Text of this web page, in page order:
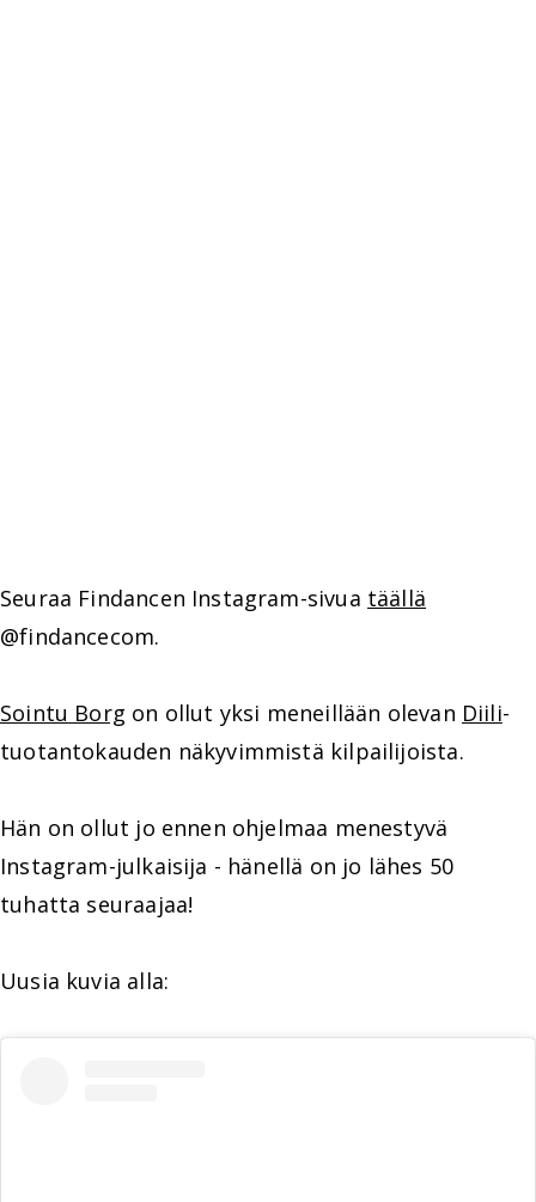
Seuraa Findancen Instagram-sivua täällä
@findancecom.
Sointu Borg on ollut yksi meneillään olevan Diili-
tuotantokauden näkyvimmistä kilpailijoista.
Hän on ollut jo ennen ohjelmaa menestyvä
Instagram-julkaisija - hänellä on jo lähes 50
tuhatta seuraajaa!
Uusia kuvia alla: